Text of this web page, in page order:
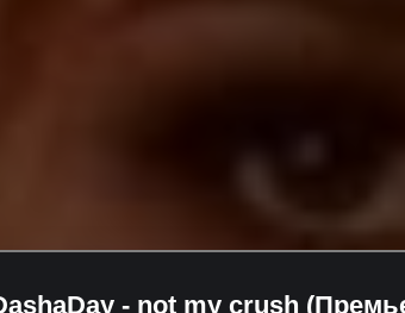
- not my crush